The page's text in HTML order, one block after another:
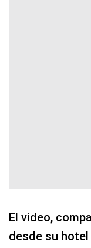
El video,
desde su hotel